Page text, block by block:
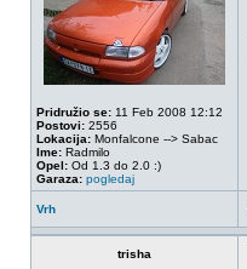
Pridružio se: 11 Feb 2008 12:12
Postovi: 2556
Lokacija: Monfalcone --> Sabac
Ime: Radmilo
Opel: Od 1.3 do 2.0 :)
Garaza: pogledaj
Vrh
trisha